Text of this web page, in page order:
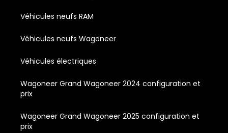
Véhicules neufs RAM
Véhicules neufs Wagoneer
Véhicules électriques
Wagoneer Grand Wagoneer 2024 configuration et
prix
Wagoneer Grand Wagoneer 2025 configuration et
prix